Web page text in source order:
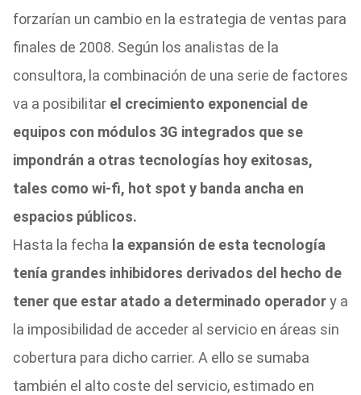
forzarían un cambio en la estrategia de ventas para
finales de 2008. Según los analistas de la
consultora, la combinación de una serie de factores
va a posibilitarel crecimiento exponencial de
equipos con módulos 3G integrados que se
impondrán a otras tecnologías hoy exitosas,
tales como wi-fi, hot spot y banda ancha en
espacios públicos.
Hasta la fecha la expansión de esta tecnología
tenía grandes inhibidores derivados del hecho de
tener que estar atado a determinado operadory a
la imposibilidad de acceder al servicio en áreas sin
cobertura para dicho carrier. A ello se sumaba
también el alto coste del servicio, estimado en